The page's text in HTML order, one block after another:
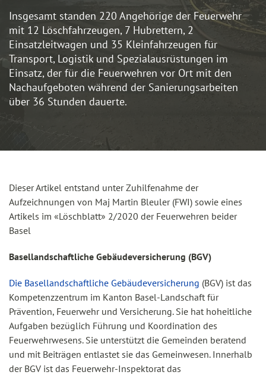
Insgesamt standen 220 Angehörige der Feuerwehr
mit 12 Löschfahrzeugen, 7 Hubrettern, 2
Einsatzleitwagen und 35 Kleinfahrzeugen für
Transport, Logistik und Spezialausrüstungen im
Einsatz, der für die Feuerwehren vor Ort mit den
Nachaufgeboten während der Sanierungsarbeiten
über 36 Stunden dauerte.
Dieser Artikel entstand unter Zuhilfenahme der
Aufzeichnungen von Maj Martin Bleuler (FWI) sowie eines
Artikels im «Löschblatt» 2/2020 der Feuerwehren beider
Basel
Basellandschaftliche Gebäudeversicherung (BGV)
Die Basellandschaftliche Gebäudeversicherung (BGV) ist das
Kompetenzzentrum im Kanton Basel-Landschaft für
Prävention, Feuerwehr und Versicherung. Sie hat hoheitliche
Aufgaben bezüglich Führung und Koordination des
Feuerwehrwesens. Sie unterstützt die Gemeinden beratend
und mit Beiträgen entlastet sie das Gemeinwesen. Innerhalb
der BGV ist das Feuerwehr-Inspektorat das